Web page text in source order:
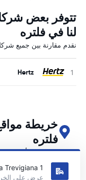
تتوفر بعض
لنا في فلتره
نقدم مقارنة بين جميع
Hertz
خريطة
فلتره
اطلع على مواقع تأجير
Trevigiana 1
عرض على